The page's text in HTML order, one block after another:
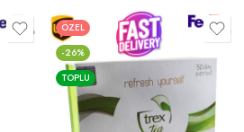
ÖZEL
-26%
TOPLU